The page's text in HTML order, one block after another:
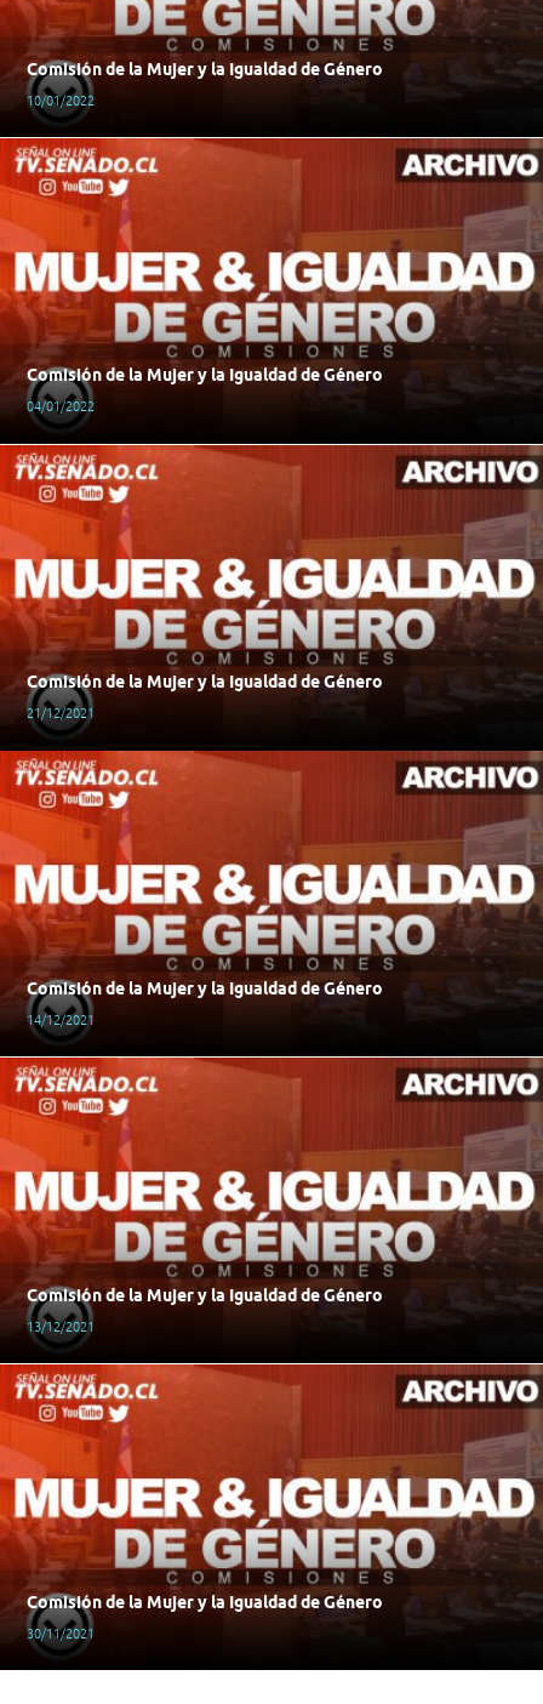
Comisión de la Mujer y la Igualdad de Género
10/01/2022
Comisión de la Mujer y la Igualdad de Género
04/01/2022
Comisión de la Mujer y la Igualdad de Género
21/12/2021
Comisión de la Mujer y la Igualdad de Género
14/12/2021
Comisión de la Mujer y la Igualdad de Género
13/12/2021
Comisión de la Mujer y la Igualdad de Género
30/11/2021